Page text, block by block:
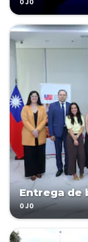
OJO
Entrega de
OJO